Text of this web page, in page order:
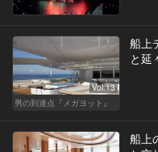
Vol.13
男の到達点『メガヨット』
船上
と延
船上